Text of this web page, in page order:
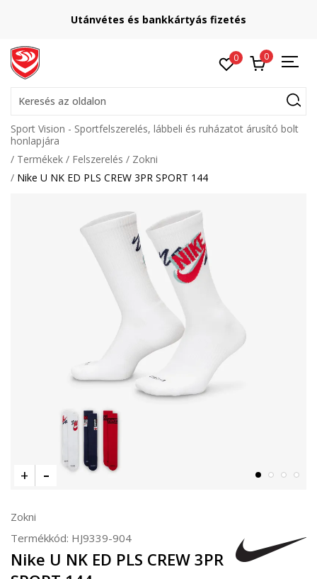
Utánvétes és bankkártyás fizetés
0 0
Keresés az oldalon
Sport Vision - Sportfelszerelés, lábbeli és ruházatot árusító bolt
honlapjára
Termékek
Felszerelés
Zokni
Nike U NK ED PLS CREW 3PR SPORT 144
Zokni
Termékkód: HJ9339-904
Nike U NK ED PLS CREW 3PR